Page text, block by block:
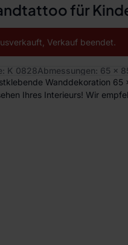
für
Verkauf beendet.
K 0828Abmessungen: 65 x
Wanddekoration 65
Ihres Interieurs! Wir